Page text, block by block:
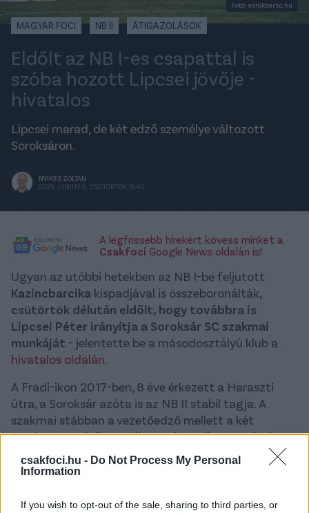
csakfoci.hu - Do Not Process My Personal
Information
If you wish to opt-out of the sale, sharing to third parties, or
Fotó: soroksarsc.hu
MAGYAR FOCI NB II ÁTIGAZOLÁSOK
Eldőlt az NB I-es csapattal is
szóba hozott Lipcsei jövője -
hivatalos
Lipcsei marad, de két edző személye változott
Soroksáron.
NYIKES ZOLTÁN
2025. JÚNIUS 5., CSÜTÖRTÖK 16:43
A legfrissebb hírekért kövess minket a
Csakfoci Google News oldalán is!
Ugyan az utóbbi hetekben az NB I-be feljutott
Kazincbarcika kispadjával is összeboronálták,
csütörtök délután eldőlt, hogy továbbra is
Lipcsei Péter irányítja a Soroksár SC szakmai
munkáját - jelentette be a másodosztályú klub a
hivatalos oldalán.
A Fradi-ikon 2017-ben, 8 éve érkezett a Haraszti
útra, a Soroksár azóta is az NB II stabil tagja. A
szakmai stábban a vezetőedző mellett a két
asszisztensedző személye,Dejan Milovanovicés
Farkas Attila
képviseli az állandóságot. Változás
történt viszont a kapusedzői és erőnléti edzői
szezontól már nem a stáb tagjai.